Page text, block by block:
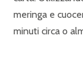
meringa e
minuti circa o